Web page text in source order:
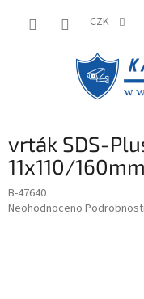
CZK
vrták SDS-
11x110/
B-47640
Průměrné
Neohodnoceno